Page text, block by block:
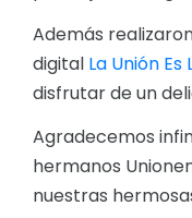
Obras y
Además
digital La Unión Es
disfrutar de un
Agradecemos
hermanos
nuestras